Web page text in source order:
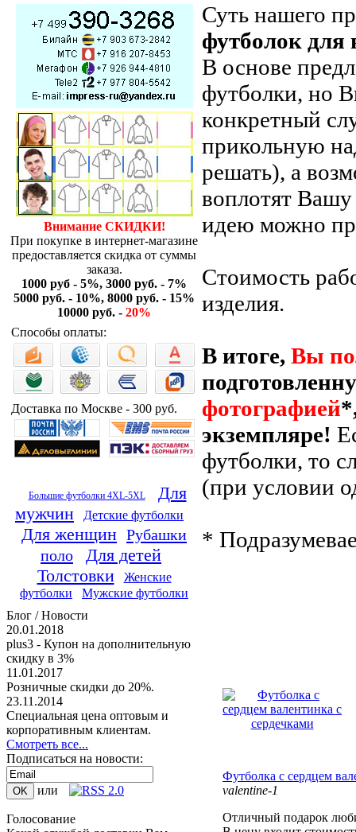
Внимание СКИДКИ!
При покупке в интернет-магазине
предоставляется скидка от суммы
заказа.
1000 руб - 5%, 3000 руб. - 7%
5000 руб. - 10%, 8000 руб. - 15%
10000 руб. - 20%
Способы оплаты:
Доставка по Москве - 300 руб.
Большие футболки 4XL-5XL
Для
мужчин
Детские футболки
Для женщин Рубашки
поло
Для детей
Толстовки
Женские
футболки
Мужские футболки
Блог / Новости
20.01.2018
plus3 - Купон на дополнительную
скидку в 3%
11.01.2017
Розничные скидки до 20%.
23.11.2014
Специальная цена оптовым и
корпоративным клиентам.
Смотреть все...
Подписаться на новости:
или
Голосование
Суть нашего
футболок для
В основе
футболки, но
конкретный
прикольную
решать), а
воплотят
идею можно
Стоимость
изделия.
В итоге, Вы
фотографией
экземпляре!
футболки, то
(при условии
*
Футболка с сердцем
valentine-1
Отличный подарок